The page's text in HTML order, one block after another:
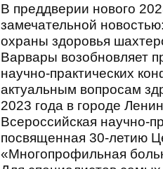
В преддверии нового
замечательной
охраны здоровья
Варвары возобновляет
научно-практических
актуальным вопросам
2023 года в городе
Всероссийская научно-
посвященная 30-летию
«Многопрофильная